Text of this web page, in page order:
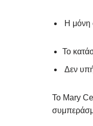
Η μόνη
Το
Δεν
Το Mary